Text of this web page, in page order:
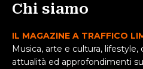
Chi siamo
IL MAGAZINE A TRAFFICO
Musica, arte e cultura,
attualità ed approfondimenti